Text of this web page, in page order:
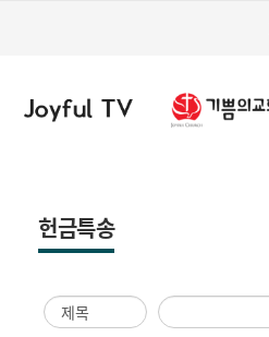
헌금특송